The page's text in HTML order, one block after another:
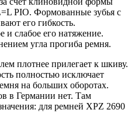
PIO. Формованные зубья с
его гибкость.
слабое его натяжение.
угла прогиба ремня.
плотнее прилегает к шкиву.
полностью исключает
на больших оборотах.
в Германии нет. Там
для ремней XPZ 2690